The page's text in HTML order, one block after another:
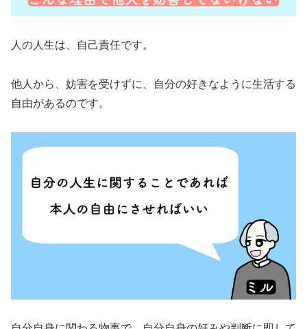
人の人生は、自己責任です。
他人から、妨害を受けずに、自分の好きなように生活する
自由があるのです。